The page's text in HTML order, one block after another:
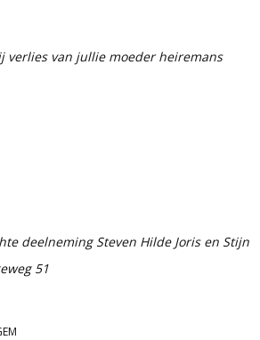
verlies van jullie moeder heiremans
deelneming Steven Hilde Joris en Stijn
51